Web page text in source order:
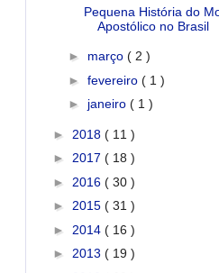
Pequena História do
Apostólico no Brasil
► março ( 2 )
► fevereiro ( 1 )
► janeiro ( 1 )
► 2018 ( 11 )
► 2017 ( 18 )
► 2016 ( 30 )
► 2015 ( 31 )
► 2014 ( 16 )
► 2013 ( 19 )